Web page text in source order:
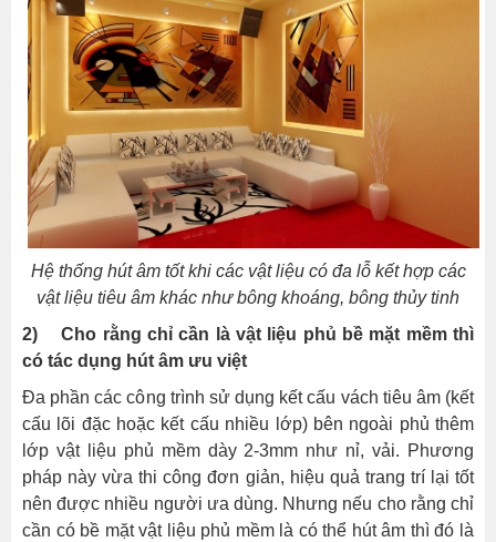
Hệ thống hút âm tốt khi các vật liệu có đa lỗ kết hợp các
vật liệu tiêu âm khác như bông khoáng, bông thủy tinh
2) Cho rằng chỉ cần là vật liệu phủ bề mặt mềm thì
có tác dụng hút âm ưu việt
Đa phần các công trình sử dụng kết cấu vách tiêu âm (kết
cấu lõi đặc hoặc kết cấu nhiều lớp) bên ngoài phủ thêm
lớp vật liệu phủ mềm dày 2-3mm như nỉ, vải. Phương
pháp này vừa thi công đơn giản, hiệu quả trang trí lại tốt
nên được nhiều người ưa dùng. Nhưng nếu cho rằng chỉ
cần có bề mặt vật liệu phủ mềm là có thể hút âm thì đó là